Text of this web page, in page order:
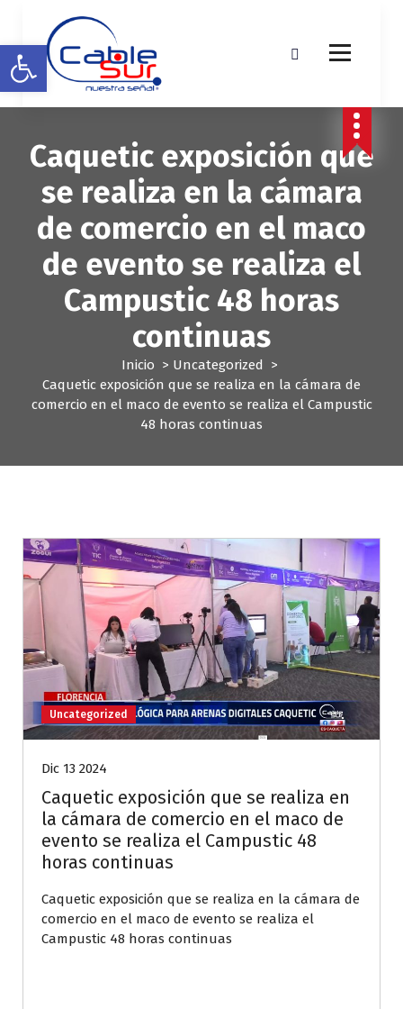
Abrir barra de herramientas
l
a
r
Caquetic exposición que
se realiza en la cámara
de comercio en el maco
de evento se realiza el
Campustic 48 horas
continuas
Inicio > Uncategorized
>
Caquetic exposición que se realiza en la cámara de
comercio en el maco de evento se realiza el Campustic
48 horas continuas
Uncategorized
Dic 13 2024
Caquetic exposición que se realiza en
la cámara de comercio en el maco de
evento se realiza el Campustic 48
horas continuas
Caquetic exposición que se realiza en la cámara de
comercio en el maco de evento se realiza el
Campustic 48 horas continuas